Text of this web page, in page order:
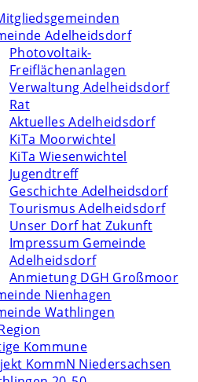
Adelheidsdorf
Photovoltaik-
Freiflächenanlagen
Verwaltung Adelheidsdorf
Rat
Aktuelles Adelheidsdorf
KiTa Moorwichtel
KiTa Wiesenwichtel
Jugendtreff
Geschichte Adelheidsdorf
Tourismus Adelheidsdorf
Unser Dorf hat Zukunft
Impressum Gemeinde
Adelheidsdorf
Anmietung DGH Großmoor
Nienhagen
Wathlingen
Kommune
KommN Niedersachsen